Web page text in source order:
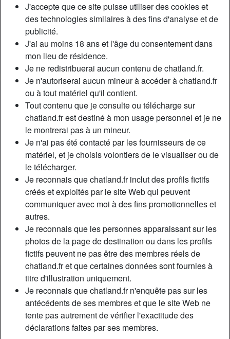
J'accepte que ce site puisse utiliser des cookies et
des technologies similaires à des fins d'analyse et de
publicité.
J'ai au moins 18 ans et l'âge du consentement dans
mon lieu de résidence.
Je ne redistribuerai aucun contenu de chatland.fr.
Je n'autoriserai aucun mineur à accéder à chatland.fr
ou à tout matériel qu'il contient.
Tout contenu que je consulte ou télécharge sur
chatland.fr est destiné à mon usage personnel et je ne
le montrerai pas à un mineur.
Je n'ai pas été contacté par les fournisseurs de ce
matériel, et je choisis volontiers de le visualiser ou de
le télécharger.
Je reconnais que chatland.fr inclut des profils fictifs
créés et exploités par le site Web qui peuvent
communiquer avec moi à des fins promotionnelles et
autres.
Je reconnais que les personnes apparaissant sur les
photos de la page de destination ou dans les profils
fictifs peuvent ne pas être des membres réels de
chatland.fr et que certaines données sont fournies à
titre d'illustration uniquement.
Je reconnais que chatland.fr n'enquête pas sur les
antécédents de ses membres et que le site Web ne
tente pas autrement de vérifier l'exactitude des
déclarations faites par ses membres.
Nickname:
Âge:
43
Pays:
France
Département:
Sexe:
Femme
Sexualité:
Relation:
Célibataire
Couleur des cheveux:
Blonde
Taille:
170 cm
Poids:
Épilé(e):
Oui
Fumeur(euse):
Non
Description
Salut, je ne suis pas une habituée ce site, j’espère que les
femmes mures sont les bienvenues ici ! À mon âge, il est
très difficile pour moi de faire des experiences et j'écris
cette description dans l’idée de découvrir des jeunes